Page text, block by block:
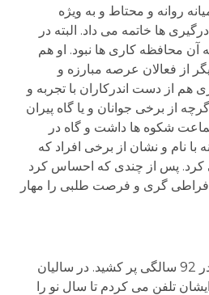
روانه و محتاط و به ویژه
ها خاتمه می داد. البته در
آن محافظه کاری ها نبود. او هم
از فعالان عرصه مبارزه و
هم از دست اندرکاران با تجربه و
از برخی جوانان و یا گاه پیران
شکوه ها داشت و گاه در
با نام و نشان از برخی افراد که
کرد. پس از چندی که احساس کرد
افراطی گری و فرصت طلبی را مهار
در هرحال دیگر او نیست. در 92 سالگی پر کشید. در سالیان
ایشان تلفن می کردم تا سال نو را